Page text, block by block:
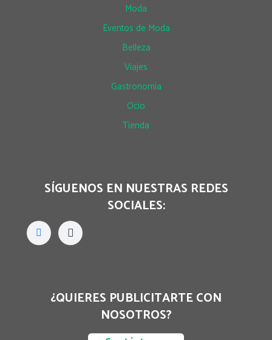
Moda
Eventos de Moda
Belleza
Viajes
Gastronomía
Ocio
Tienda
SÍGUENOS EN NUESTRAS REDES
SOCIALES:
¿QUIERES PUBLICITARTE CON
NOSOTROS?